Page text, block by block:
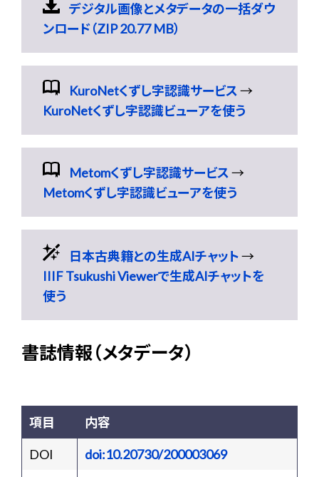
デジタル画像とメタデータの一括ダウ
ンロード（ZIP 20.77 MB）
KuroNetくずし字認識サービス→
KuroNetくずし字認識ビューアを使う
Metomくずし字認識サービス→
Metomくずし字認識ビューアを使う
日本古典籍との生成AIチャット→
IIIF Tsukushi Viewerで生成AIチャットを
使う
書誌情報（メタデータ）
項目 内容
DOI
doi:10.20730/200003069